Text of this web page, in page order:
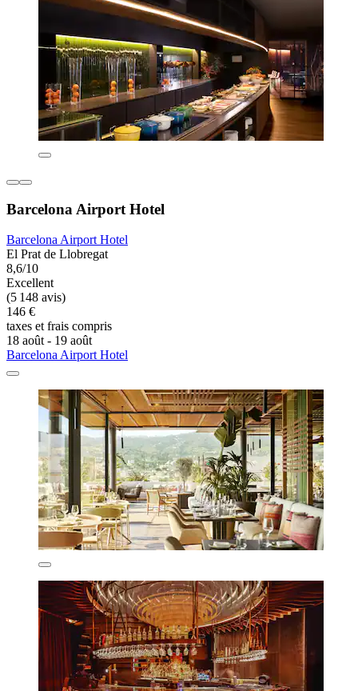
Barcelona Airport Hotel
Barcelona Airport Hotel
El Prat de Llobregat
8,6/10
Excellent
(5 148 avis)
146 €
taxes et frais compris
18 août - 19 août
Barcelona Airport Hotel